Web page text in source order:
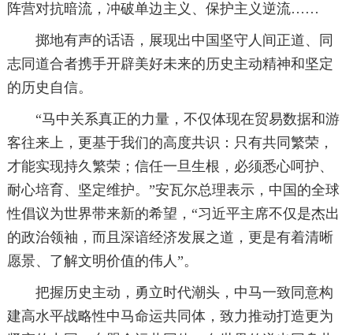
阵营对抗暗流，冲破单边主义、保护主义逆流……
掷地有声的话语，展现出中国坚守人间正道、同
志同道合者携手开辟美好未来的历史主动精神和坚定
的历史自信。
“马中关系真正的力量，不仅体现在贸易数据和游
客往来上，更基于我们的高度共识：只有共同繁荣，
才能实现持久繁荣；信任一旦生根，必须悉心呵护、
耐心培育、坚定维护。”安瓦尔总理表示，中国的全球
性倡议为世界带来新的希望，“习近平主席不仅是杰出
的政治领袖，而且深谙经济发展之道，更是有着清晰
愿景、了解文明价值的伟人”。
把握历史主动，勇立时代潮头，中马一致同意构
建高水平战略性中马命运共同体，致力推动打造更为